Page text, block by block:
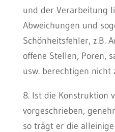
und der Verarbeitung
Abweichungen und
Schönheitsfehler, z.B.
offene Stellen, Poren,
usw. berechtigen nicht
8. Ist die Konstruktion
vorgeschrieben,
so trägt er die